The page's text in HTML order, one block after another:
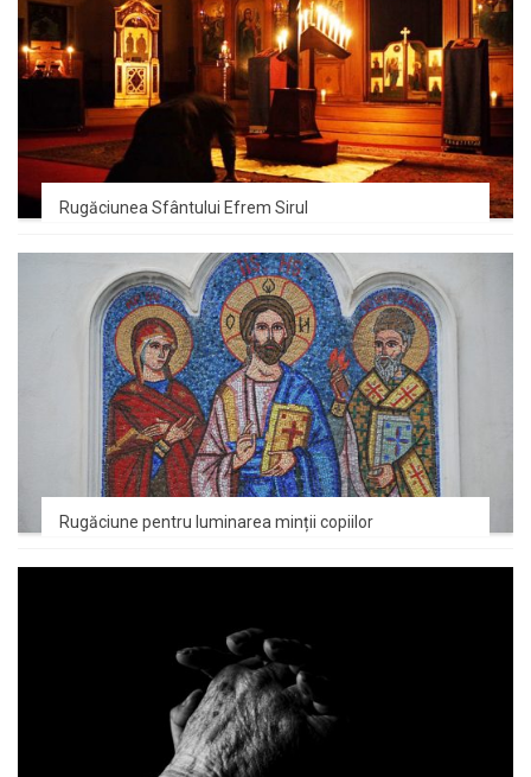
Rugăciunea Sfântului Efrem Sirul
Rugăciune pentru luminarea minții copiilor